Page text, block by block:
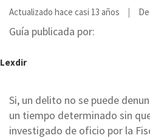
Actualizado hace casi 13 años
Guía publicada por:
Lexdir
Si, un delito no se puede
un tiempo determinado sin
investigado de oficio por la